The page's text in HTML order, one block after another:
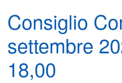
Consiglio
settembre
18,00